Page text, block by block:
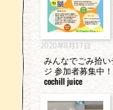
2020年8月17日
みんなでごみ拾
ジ 参加者募集中
cochill juice